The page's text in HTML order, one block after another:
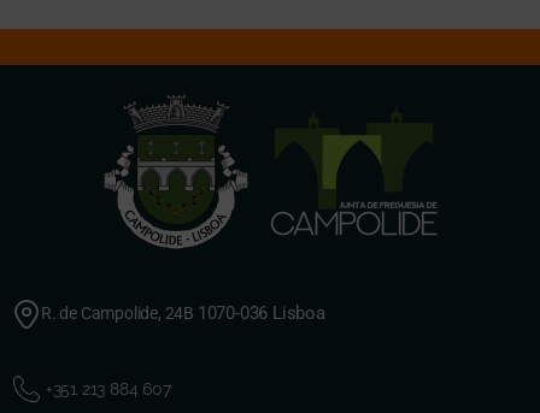
R. de Campolide, 24B 1070-036 Lisboa
+351 213 884 607